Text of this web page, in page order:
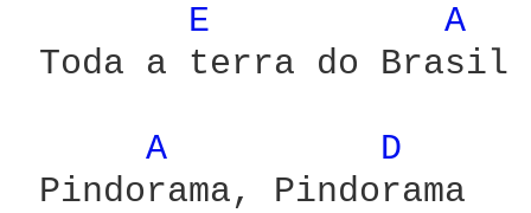
E
A
Toda a terra do Brasil
A
D
Pindorama, Pindorama